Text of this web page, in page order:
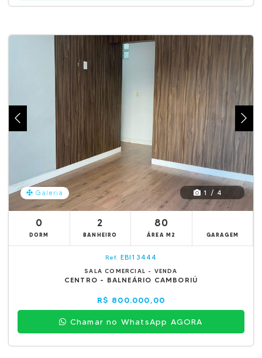
Galeria 1 / 4
0
DORM
2
BANHEIRO
80
ÁREA M2 GARAGEM
Ref. EBI13444
SALA COMERCIAL - VENDA
CENTRO - BALNEÁRIO CAMBORIÚ
R$ 800.000,00
Chamar no WhatsApp AGORA